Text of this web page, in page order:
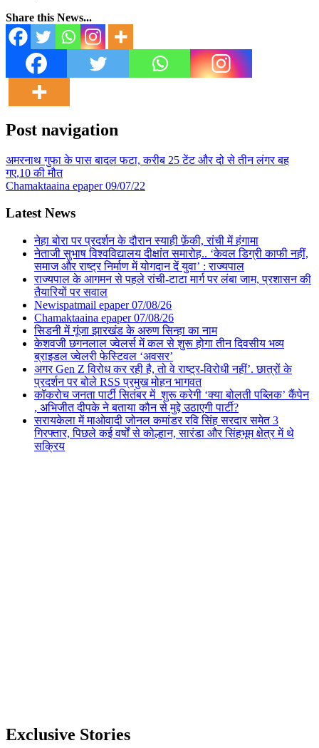
Share this News...
Post navigation
अमरनाथ गुफा के पास बादल फटा, करीब 25 टेंट और दो से तीन लंगर बह
गए,10 की मौत
Chamaktaaina epaper 09/07/22
Latest News
नेहा बोरा पर प्रदर्शन के दौरान स्याही फ़ेंकी, रांची में हंगामा
नेताजी सुभाष विश्वविद्यालय दीक्षांत समारोह.. ‘केवल डिग्री काफी नहीं,
समाज और राष्ट्र निर्माण में योगदान दें युवा’ : राज्यपाल
राज्यपाल के आगमन से पहले रांची-टाटा मार्ग पर लंबा जाम, प्रशासन की
तैयारियों पर सवाल
Newispatmail epaper 07/08/26
Chamaktaaina epaper 07/08/26
सिडनी में गूंजा झारखंड के अरुण सिन्हा का नाम
केशवजी छगनलाल ज्वेलर्स में कल से शुरू होगा तीन दिवसीय भव्य
ब्राइडल ज्वेलरी फेस्टिवल ‘अवसर’
अगर Gen Z विरोध कर रही है, तो वे राष्ट्र-विरोधी नहीं’. छात्रों के
प्रदर्शन पर बोले RSS प्रमुख मोहन भागवत
कॉकरोच जनता पार्टी सितंबर में शुरू करेगी ‘क्या बोलती पब्लिक’ कैंपेन
, अभिजीत दीपके ने बताया कौन से मुद्दे उठाएगी पार्टी?
सरायकेला में माओवादी जोनल कमांडर रवि सिंह सरदार समेत 3
गिरफ्तार, पिछले कई वर्षों से कोल्हान, सारंडा और सिंहभूम क्षेत्र में थे
सक्रिय
Exclusive Stories